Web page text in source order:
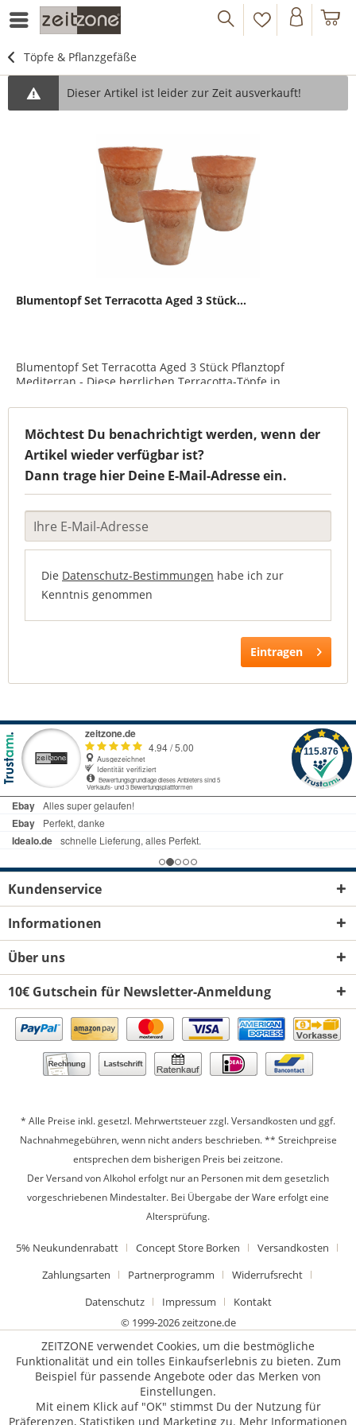
Töpfe & Pflanzgefäße
Dieser Artikel ist leider zur Zeit ausverkauft!
Blumentopf Set Terracotta Aged 3 Stück...
Blumentopf Set Terracotta Aged 3 Stück Pflanztopf
Mediterran - Diese herrlichen Terracotta-Töpfe in
und Garten. Da die Töpfe nach traditioneller Machart
Möchtest Du benachrichtigt werden, wenn der
Artikel wieder verfügbar ist?
Dann trage hier Deine E-Mail-Adresse ein.
Die Datenschutz-Bestimmungen habe ich zur
Kenntnis genommen
Eintragen
Kundenservice
Informationen
Über uns
10€ Gutschein für Newsletter-Anmeldung
* Alle Preise inkl. gesetzl. Mehrwertsteuer zzgl.Versandkosten und ggf.
Nachnahmegebühren, wenn nicht anders beschrieben. ** Streichpreise
entsprechen dem bisherigen Preis bei zeitzone.
Der Versand von Alkohol erfolgt nur an Personen mit dem gesetzlich
vorgeschriebenen Mindestalter. Bei Übergabe der Ware erfolgt eine
Altersprüfung.
5% Neukundenrabatt Concept Store Borken
Versandkosten
Zahlungsarten
Partnerprogramm
Widerrufsrecht
Datenschutz
Impressum
Kontakt
© 1999-2026 zeitzone.de
ZEITZONE verwendet Cookies, um die bestmögliche
Funktionalität und ein tolles Einkaufserlebnis zu bieten. Zum
Beispiel für passende Angebote oder das Merken von
Einstellungen.
Mit einem Klick auf "OK" stimmst Du der Nutzung für
Präferenzen, Statistiken und Marketing zu. Mehr Informationen